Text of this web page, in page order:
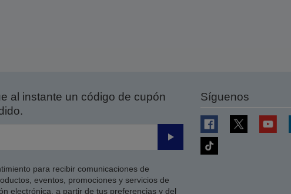
al instante un código de cupón
Enviar
para recibir comunicaciones de
eventos, promociones y servicios de
electrónica, a partir de tus preferencias y del
Síguenos